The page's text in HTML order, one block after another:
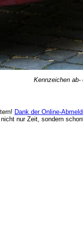
Kennzeichen ab-
Dank der Online-
nur Zeit, sondern